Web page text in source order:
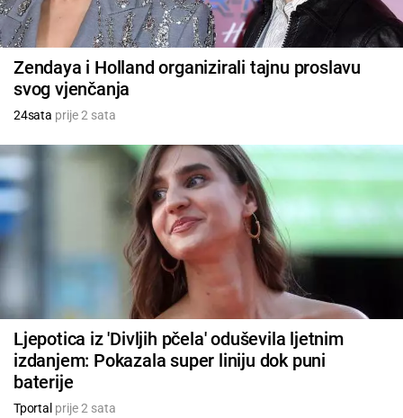
Zendaya i Holland organizirali tajnu proslavu
svog vjenčanja
24sata prije 2 sata
Ljepotica iz 'Divljih pčela' oduševila ljetnim
izdanjem: Pokazala super liniju dok puni
baterije
Tportal prije 2 sata